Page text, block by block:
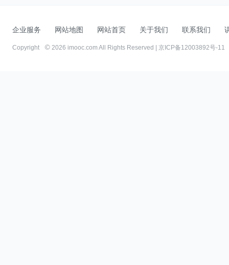
企业服务 网站地图 网站首页 关于我们 联系我们
Copyright 2026 imooc.com All Rights Reserved | 京ICP备12003892号-11